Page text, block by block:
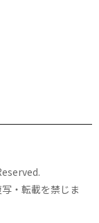
・転載を禁じま